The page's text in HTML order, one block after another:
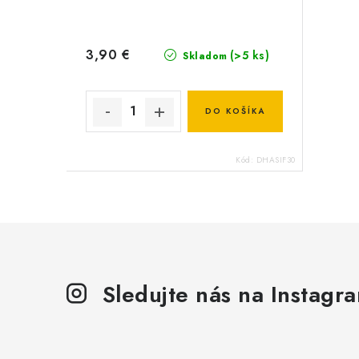
Skladom (>5 ks)
3,90 €
DO KOŠÍKA
Kód: DHASIF30
Sledujte nás na